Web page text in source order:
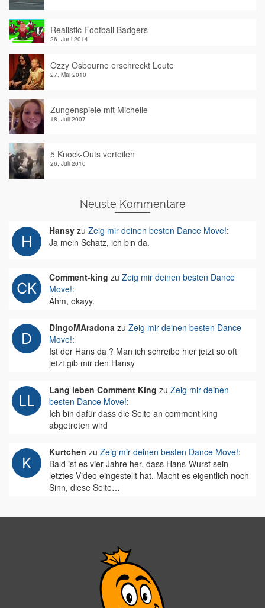
Realistic Football Badgers
26. Juni 2014
Ozzy Osbourne erschreckt Leute
27. Mai 2010
Zungenspiele mit Michelle
18. Juli 2007
5 Knock-Outs verteilen
26. Juli 2010
Neuste Kommentare
Hansy zu Zeig mir deinen besten Dance Move!:
Ja mein Schatz, ich bin da.
Comment-king zu Zeig mir deinen besten Dance
Move!:
Ähm, okayy.
DingoMAradona zu Zeig mir deinen besten Dance
Move!:
Ist der Hans da ? Man ich schreibe hier jetzt so oft
jetzt gib mir den Hansy
Lang leben Comment King zu Zeig mir deinen
besten Dance Move!:
Ich bin dafür dass die Seite an comment king
abgetreten wird
Kurtchen zu Zeig mir deinen besten Dance Move!:
Bald ist es vier Jahre her, dass Hans-Wurst sein
letztes Video eingestellt hat. Macht es eigentlich noch
Sinn, diese Seite…